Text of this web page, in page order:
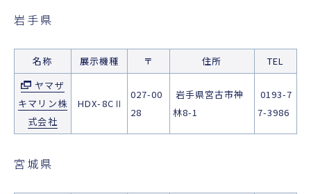
岩手県
名称 展示機種 〒 住所
TEL
ヤマザ
キマリン株
式会社
HDX-8CⅡ
027-00
28
岩手県宮古市神
林8-1
0193-7
7-3986
宮城県